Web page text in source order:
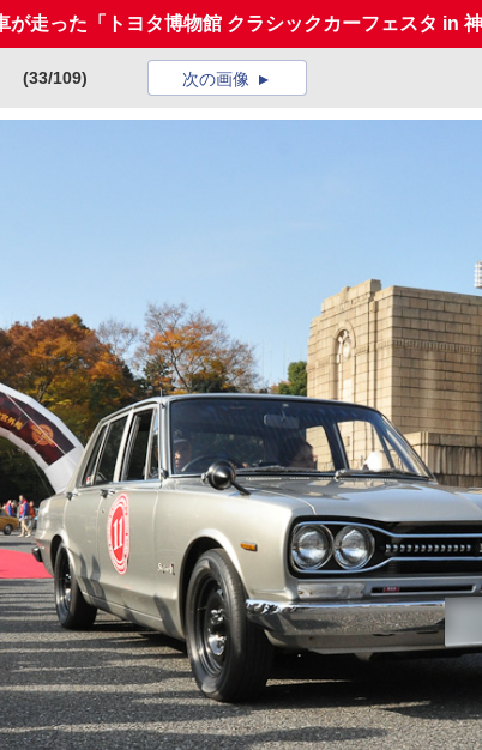
が走った「トヨタ博物館 クラシックカーフェスタ in 神
(33/109) 次の画像